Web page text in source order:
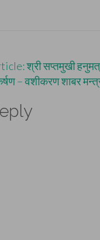
श्री सप्तमुखी
– वशीकरण शाबर